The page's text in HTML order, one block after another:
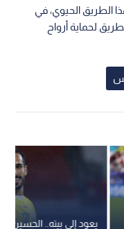
الطريق الحيوي، في
لحماية أرواح
يعود إلى بيته.. الحسين